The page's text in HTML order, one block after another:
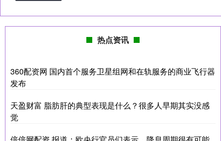
热点资讯
360配资网 国内首个服务卫星组网和在轨服务的商业飞行器
发布
天盈财富 脂肪肝的典型表现是什么？很多人早期其实没感
觉